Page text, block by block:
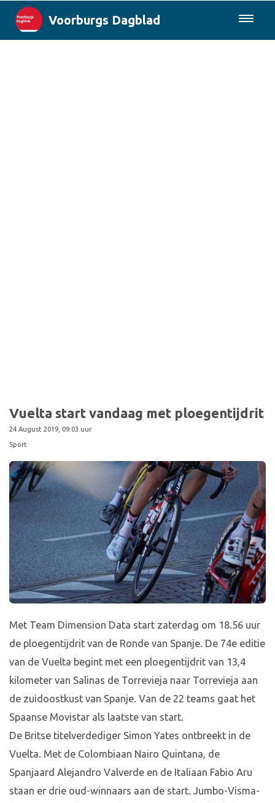
Voorburgs Dagblad
Vuelta start vandaag met ploegentijdrit
24 August 2019, 09:03 uur
Sport
Met Team Dimension Data start zaterdag om 18.56 uur
de ploegentijdrit van de Ronde van Spanje. De 74e editie
van de Vuelta begint met een ploegentijdrit van 13,4
kilometer van Salinas de Torrevieja naar Torrevieja aan
de zuidoostkust van Spanje. Van de 22 teams gaat het
Spaanse Movistar als laatste van start.
De Britse titelverdediger Simon Yates ontbreekt in de
Vuelta. Met de Colombiaan Nairo Quintana, de
Spanjaard Alejandro Valverde en de Italiaan Fabio Aru
staan er drie oud-winnaars aan de start. Jumbo-Visma-